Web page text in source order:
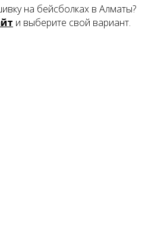
на бейсболках в Алматы?
и выберите свой вариант.